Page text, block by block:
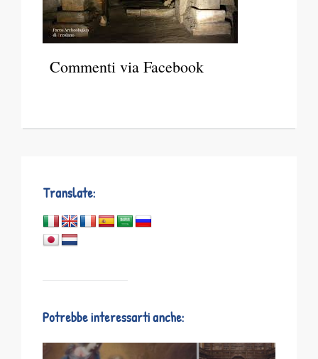
Commenti via Facebook
Translate:
Potrebbe interessarti anche: